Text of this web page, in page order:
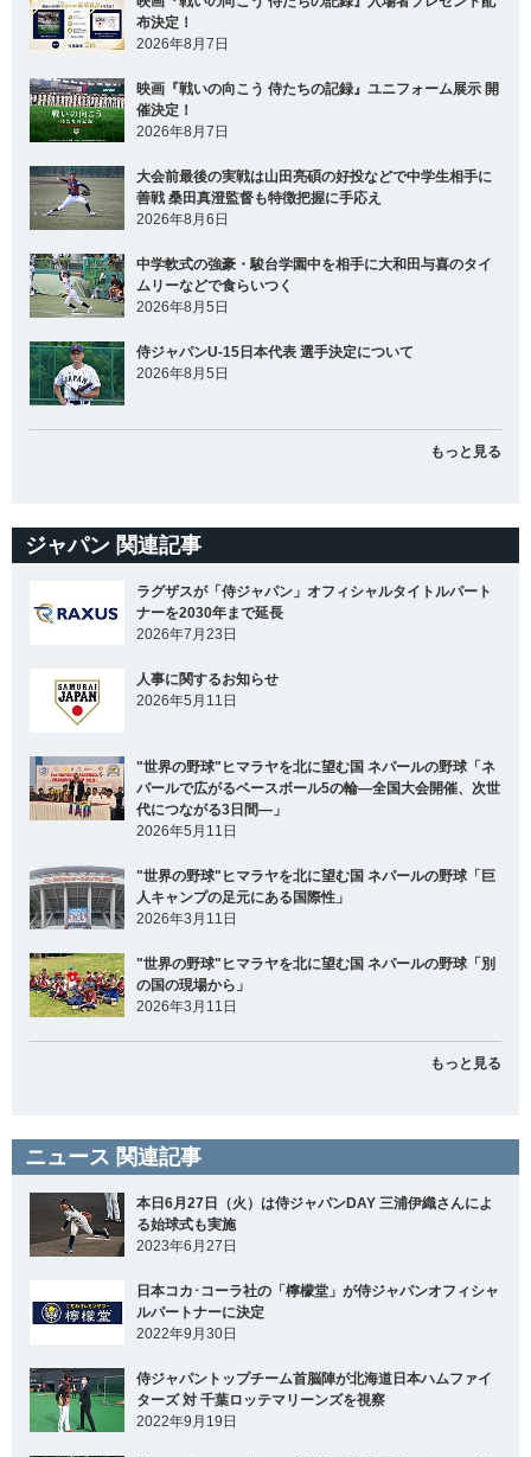
布決定！
2026年8月7日
映画『戦いの向こう 侍たちの記録』ユニフォーム展示 開
催決定！
2026年8月7日
大会前最後の実戦は山田亮碩の好投などで中学生相手に
善戦 桑田真澄監督も特徴把握に手応え
2026年8月6日
中学軟式の強豪・駿台学園中を相手に大和田与喜のタイ
ムリーなどで食らいつく
2026年8月5日
侍ジャパンU-15日本代表 選手決定について
2026年8月5日
もっと見る
ジャパン 関連記事
ラグザスが「侍ジャパン」オフィシャルタイトルパート
ナーを2030年まで延長
2026年7月23日
人事に関するお知らせ
2026年5月11日
"世界の野球"ヒマラヤを北に望む国 ネパールの野球「ネ
パールで広がるベースボール5の輪―全国大会開催、次世
代につながる3日間―」
2026年5月11日
"世界の野球"ヒマラヤを北に望む国 ネパールの野球「巨
人キャンプの足元にある国際性」
2026年3月11日
"世界の野球"ヒマラヤを北に望む国 ネパールの野球「別
の国の現場から」
2026年3月11日
もっと見る
ニュース 関連記事
本日6月27日（火）は侍ジャパンDAY 三浦伊織さんによ
る始球式も実施
2023年6月27日
日本コカ･コーラ社の「檸檬堂」が侍ジャパンオフィシャ
ルパートナーに決定
2022年9月30日
侍ジャパントップチーム首脳陣が北海道日本ハムファイ
ターズ 対 千葉ロッテマリーンズを視察
2022年9月19日